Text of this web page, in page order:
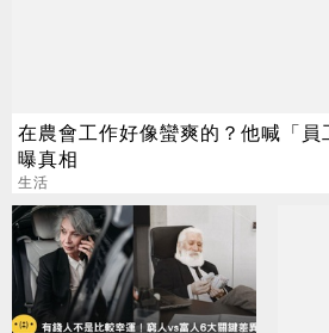
在農會工作好像蠻爽的？他喊「員
曝真相
生活